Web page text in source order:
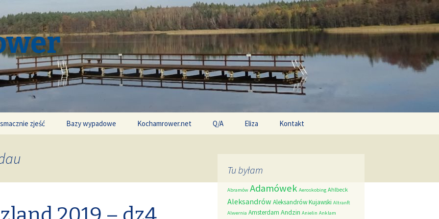
zjeść Bazy wypadowe Kochamrower.net Q/A Eliza Kontakt
Tu byłam
Abramów Adamówek Aeroskobing Ahlbeck
AleksandrówAleksandrów Kujawski Altranft
Alwernia Amsterdam Andzin Anielin Anklam